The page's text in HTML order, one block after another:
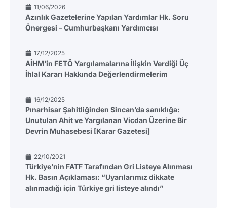
11/06/2026
Azınlık Gazetelerine Yapılan Yardımlar Hk. Soru
Önergesi – Cumhurbaşkanı Yardımcısı
17/12/2025
AİHM’in FETÖ Yargılamalarına İlişkin Verdiği Üç
İhlal Kararı Hakkında Değerlendirmelerim
16/12/2025
Pınarhisar Şahitliğinden Sincan’da sanıklığa:
Unutulan Ahit ve Yargılanan Vicdan Üzerine Bir
Devrin Muhasebesi [Karar Gazetesi]
22/10/2021
Türkiye’nin FATF Tarafından Gri Listeye Alınması
Hk. Basın Açıklaması: “Uyarılarımız dikkate
alınmadığı için Türkiye gri listeye alındı”